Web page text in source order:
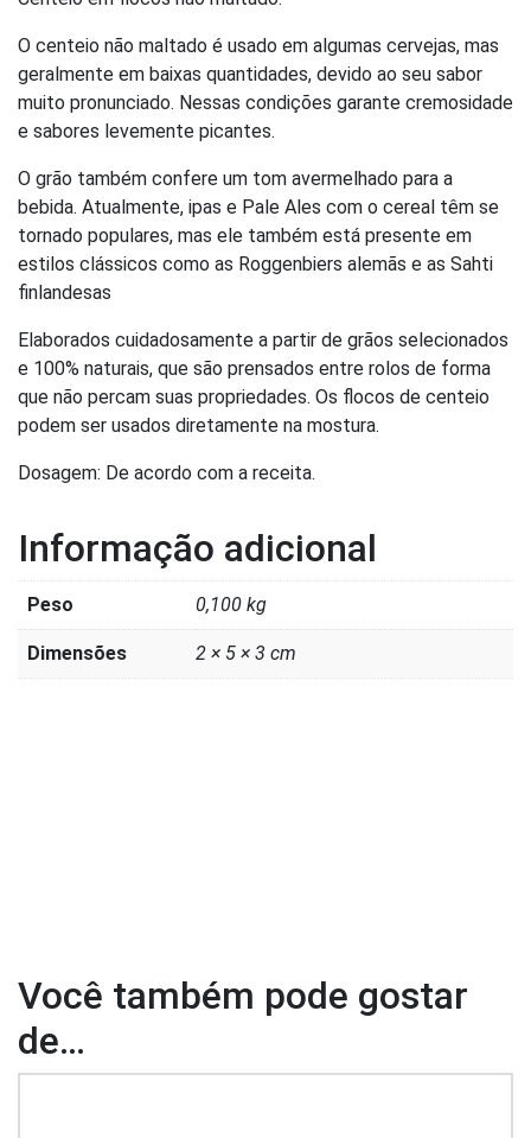
O centeio não maltado é usado em algumas cervejas, mas
geralmente em baixas quantidades, devido ao seu sabor
muito pronunciado. Nessas condições garante cremosidade
e sabores levemente picantes.
O grão também confere um tom avermelhado para a
bebida. Atualmente, ipas e Pale Ales com o cereal têm se
tornado populares, mas ele também está presente em
estilos clássicos como as Roggenbiers alemãs e as Sahti
finlandesas
Elaborados cuidadosamente a partir de grãos selecionados
e 100% naturais, que são prensados entre rolos de forma
que não percam suas propriedades. Os flocos de centeio
podem ser usados diretamente na mostura.
Dosagem: De acordo com a receita.
Informação adicional
Peso 0,100 kg
Dimensões 2 × 5 × 3 cm
Você também pode gostar
de…